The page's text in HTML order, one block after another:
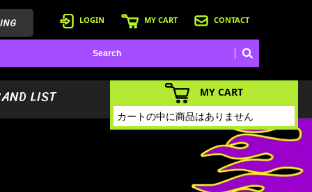
LOGIN MY CART CONTACT
LIST
MY CART
カートの中に商品はありません